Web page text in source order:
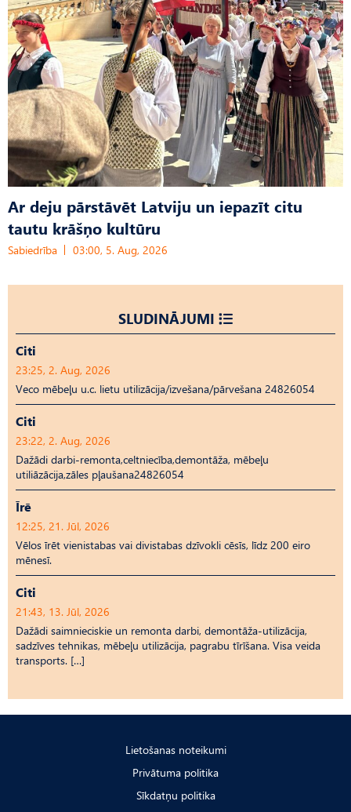
Ar deju pārstāvēt Latviju un iepazīt citu
tautu krāšņo kultūru
Sabiedrība 03:00, 5. Aug, 2026
SLUDINĀJUMI
Citi
23:25, 2. Aug, 2026
Veco mēbeļu u.c. lietu utilizācija/izvešana/pārvešana 24826054
Citi
23:22, 2. Aug, 2026
Dažādi darbi-remonta,celtniecība,demontāža, mēbeļu
utiliāzācija,zāles pļaušana24826054
Īrē
12:25, 21. Jūl, 2026
Vēlos īrēt vienistabas vai divistabas dzīvokli cēsīs, līdz 200 eiro
mēnesī.
Citi
21:43, 13. Jūl, 2026
Dažādi saimnieciskie un remonta darbi, demontāža-utilizācija,
sadzīves tehnikas, mēbeļu utilizācija, pagrabu tīrīšana. Visa veida
transports. […]
Lietošanas noteikumi
Privātuma politika
Sīkdatņu politika